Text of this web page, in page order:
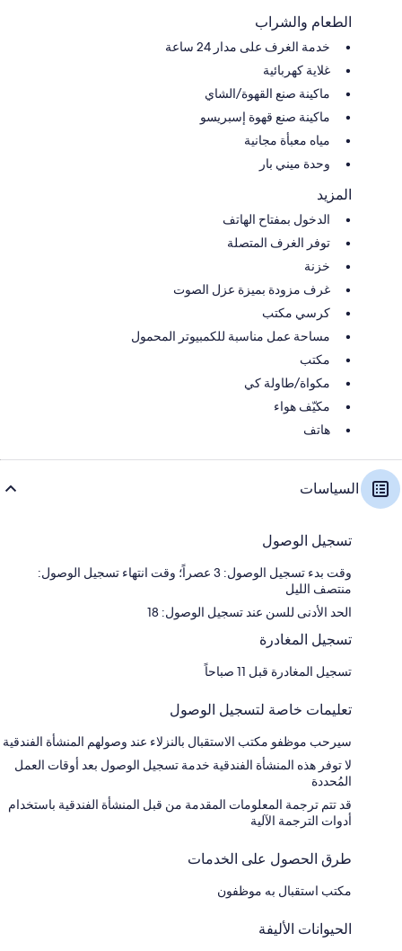
الطعام والشراب
خدمة الغرف على مدار 24 ساعة
غلاية كهربائية
ماكينة صنع القهوة/الشاي
ماكينة صنع قهوة إسبريسو
مياه معبأة مجانية
وحدة ميني بار
المزيد
الدخول بمفتاح الهاتف
توفر الغرف المتصلة
خزنة
غرف مزودة بميزة عزل الصوت
كرسي مكتب
مساحة عمل مناسبة للكمبيوتر المحمول
مكتب
مكواة/طاولة كي
مكيّف هواء
هاتف
السياسات
تسجيل الوصول
وقت بدء تسجيل الوصول: 3 عصراً؛ وقت انتهاء تسجيل الوصول:
منتصف الليل
الحد الأدنى للسن عند تسجيل الوصول: 18
تسجيل المغادرة
تسجيل المغادرة قبل 11 صباحاً
تعليمات خاصة لتسجيل الوصول
سيرحب موظفو مكتب الاستقبال بالنزلاء عند وصولهم المنشأة الفندقية
لا توفر هذه المنشأة الفندقية خدمة تسجيل الوصول بعد أوقات العمل
المُحددة
قد تتم ترجمة المعلومات المقدمة من قبل المنشأة الفندقية باستخدام
أدوات الترجمة الآلية
طرق الحصول على الخدمات
مكتب استقبال به موظفون
الحيوانات الأليفة